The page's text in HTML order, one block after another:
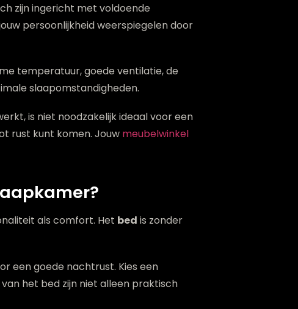
zijn ingericht met voldoende
persoonlijkheid weerspiegelen door
temperatuur, goede ventilatie, de
slaapomstandigheden.
is niet noodzakelijk ideaal voor een
rust kunt komen. Jouw meubelwinkel
als comfort. Het bed is zonder
een goede nachtrust. Kies een
het bed zijn niet alleen praktisch